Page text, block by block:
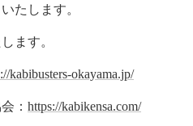
たします。
ます。
kabibusters-okayama.jp/
： https://kabikensa.com/